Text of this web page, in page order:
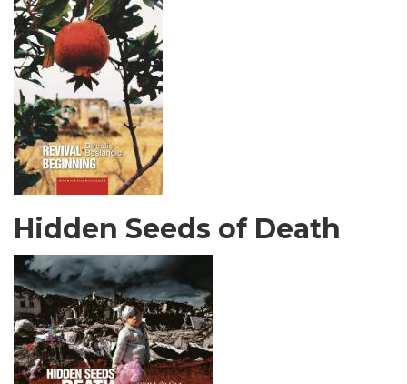
Hidden Seeds of Death